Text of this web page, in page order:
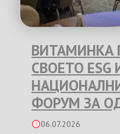
ВИТАМИНКА
СВОЕТО
ФОРУМ ЗА
06.07.2026